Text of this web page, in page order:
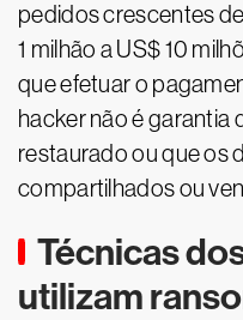
pedidos crescentes
1 milhão a US$ 10
que efetuar o
hacker não é garantia
restaurado ou que os
compartilhados ou
Técnicas
utilizam